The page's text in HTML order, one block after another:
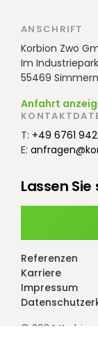
Beiträge
ANSCHRIFT
Korbion Zwo
Im
55469
Anfahrt
T: +49 6761
E:
Lassen
Referenzen
Karriere
Impressum
© 2024 Korbion-